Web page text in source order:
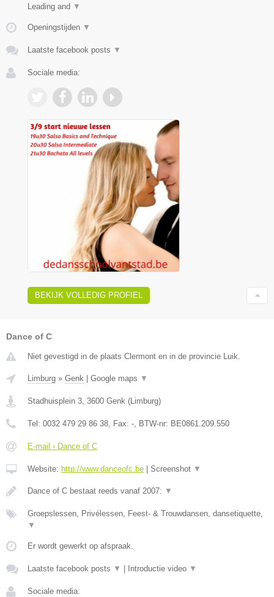
Leading and ▼
Openingstijden ▼
Laatste facebook posts ▼
Sociale media:
BEKIJK VOLLEDIG PROFIEL
Dance of C
Niet gevestigd in de plaats Clermont en in de provincie Luik.
Limburg » Genk | Google maps ▼
Stadhuisplein 3 3600 Genk (Limburg)
Tel: 0032 479 29 86 38 , Fax: - , BTW-nr: BE0861.209.550
E-mail › Dance of C
Website: http://www.danceofc.be | Screenshot ▼
Dance of C bestaat reeds vanaf 2007: ▼
Groepslessen, Privélessen, Feest- & Trouwdansen, dansetiquette,
▼
Er wordt gewerkt op afspraak.
Laatste facebook posts ▼ | Introductie video ▼
Sociale media: